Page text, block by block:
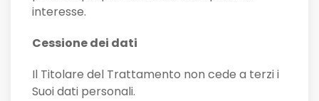
interesse.
Cessione dei dati
Il Titolare del Trattamento non cede a terzi i
Suoi dati personali.